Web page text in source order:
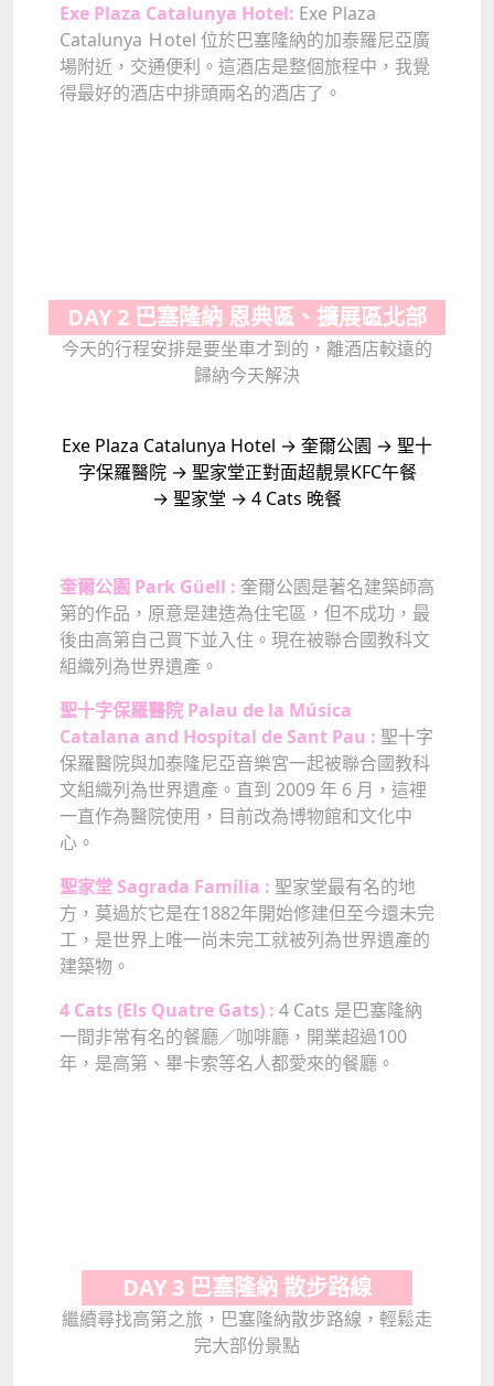
Exe Plaza Catalunya Hotel: Exe Plaza
Catalunya Ｈotel 位於巴塞隆納的加泰羅尼亞廣
場附近，交通便利。這酒店是整個旅程中，我覺
得最好的酒店中排頭兩名的酒店了。
DAY 2 巴塞隆納 恩典區、擴展區北部
今天的行程安排是要坐車才到的，離酒店較遠的
歸納今天解決
Exe Plaza Catalunya Hotel → 奎爾公園 → 聖十
字保羅醫院 → 聖家堂正對面超靚景KFC午餐
→ 聖家堂 → 4 Cats 晚餐
奎爾公園 Park Güell : 奎爾公園是著名建築師高
第的作品，原意是建造為住宅區，但不成功，最
後由高第自己買下並入住。現在被聯合國教科文
組織列為世界遺產。
聖十字保羅醫院 Palau de la Música
Catalana and Hospital de Sant Pau : 聖十字
保羅醫院與加泰隆尼亞音樂宮一起被聯合國教科
文組織列為世界遺產。直到 2009 年 6 月，這裡
一直作為醫院使用，目前改為博物館和文化中
心。
聖家堂 Sagrada Família : 聖家堂最有名的地
方，莫過於它是在1882年開始修建但至今還未完
工，是世界上唯一尚未完工就被列為世界遺產的
建築物。
4 Cats (Els Quatre Gats) : 4 Cats 是巴塞隆納
一間非常有名的餐廳／咖啡廳，開業超過100
年，是高第、畢卡索等名人都愛來的餐廳。
DAY 3 巴塞隆納 散步路線
繼續尋找高第之旅，巴塞隆納散步路線，輕鬆走
完大部份景點